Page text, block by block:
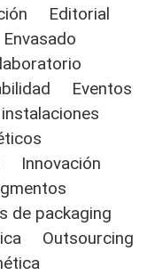
Editorial
Envasado
Eventos
Innovación
de packaging
Outsourcing